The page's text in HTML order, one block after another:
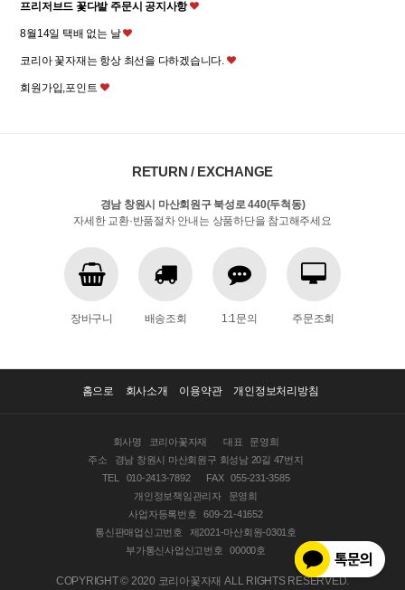
프리저브드 꽃다발 주문시 공지사항
8월14일 택배 없는 날
코리아 꽃자재는 항상 최선을 다하겠습니다.
회원가입,포인트
RETURN / EXCHANGE
경남 창원시 마산회원구 북성로 440(두척동)
자세한 교환·반품절차 안내는 상품하단을 참고해주세요
장바구니 배송조회 1:1문의 주문조회
홈으로 회사소개 이용약관 개인정보처리방침
회사명 코리아꽃자재 대표
문영희
주소
경남 창원시 마산회원구 회성남 20길 47번지
TEL
010-2413-7892 FAX
055-231-3585
개인정보책임관리자
문영희
사업자등록번호
609-21-41652
통신판매업신고번호
제2021-마산회원-0301호
부가통신사업신고번호
00000호
COPYRIGHT © 2020 코리아꽃자재 ALL RIGHTS RESERVED.